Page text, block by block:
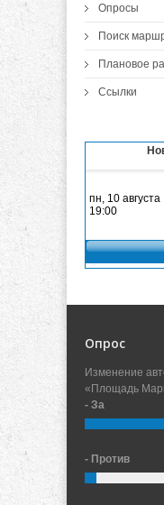
Опросы
Поиск
Плановое
Ссылки
Опрос
Изменение
«Площадь
- За
- Против